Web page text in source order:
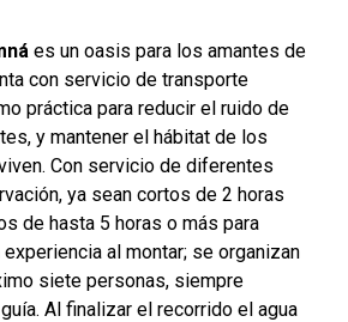
es un oasis para los amantes de
con servicio de transporte
práctica para reducir el ruido de
y mantener el hábitat de los
Con servicio de diferentes
ya sean cortos de 2 horas
de hasta 5 horas o más para
al montar; se organizan
siete personas, siempre
Al finalizar el recorrido el agua